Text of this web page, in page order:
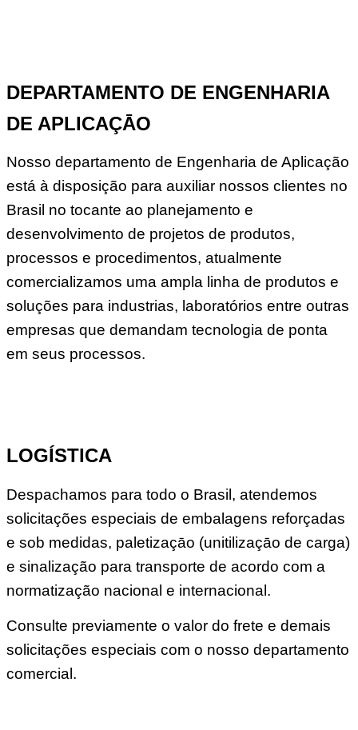
DEPARTAMENTO DE ENGENHARIA
DE APLICAÇĀO
Nosso departamento de Engenharia de Aplicação
está à disposição para auxiliar nossos clientes no
Brasil no tocante ao planejamento e
desenvolvimento de projetos de produtos,
processos e procedimentos, atualmente
comercializamos uma ampla linha de produtos e
soluções para industrias, laboratórios entre outras
empresas que demandam tecnologia de ponta
em seus processos.
LOGÍSTICA
Despachamos para todo o Brasil, atendemos
solicitações especiais de embalagens reforçadas
e sob medidas, paletizaçāo (unitilizaçāo de carga)
e sinalização para transporte de acordo com a
normatização nacional e internacional.
Consulte previamente o valor do frete e demais
solicitações especiais com o nosso departamento
comercial.